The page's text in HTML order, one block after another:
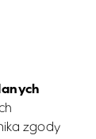
zgody